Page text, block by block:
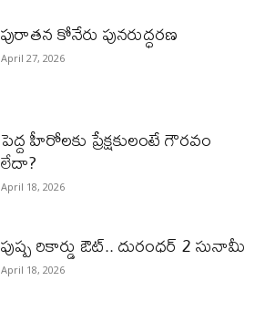
పురాత‌న కోనేరు పున‌రుద్ధ‌ర‌ణ
April 27, 2026
పెద్ద హీరోల‌కు ప్రేక్ష‌కులంటే గౌర‌వం
లేదా?
April 18, 2026
పుష్ప రికార్డు ఔట్‌.. దురంధ‌ర్ 2 సునామీ
April 18, 2026